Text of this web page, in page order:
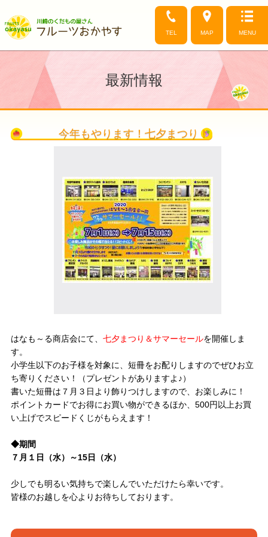
TEL MAP MENU
最新情報
今年もやります！七夕まつり！
はなも～る商店会にて、 七夕まつり＆サマーセールを開催しま
す。
小学生以下のお子様を対象に、短冊をお配りしますのでぜひお立
ち寄りください！（プレゼントがありますよ♪）
書いた短冊は７月３日より飾りつけしますので、お楽しみに！
ポイントカードでお得にお買い物ができるほか、500円以上お買
い上げでスピードくじがもらえます！
◆期間
７月１日（水）～15日（水）
少しでも明るい気持ちで楽しんでいただけたら幸いです。
皆様のお越しを心よりお待ちしております。